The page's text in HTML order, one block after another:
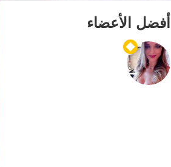
أفضل الأعضاء